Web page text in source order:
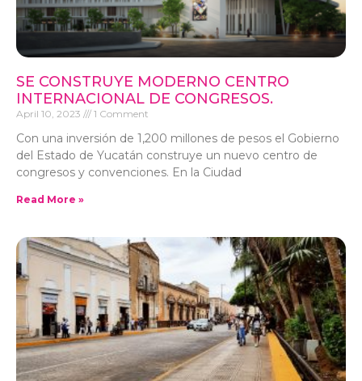
SE CONSTRUYE MODERNO CENTRO
INTERNACIONAL DE CONGRESOS.
April 10, 2023 1 Comment
Con una inversión de 1,200 millones de pesos el Gobierno
del Estado de Yucatán construye un nuevo centro de
congresos y convenciones. En la Ciudad
Read More »